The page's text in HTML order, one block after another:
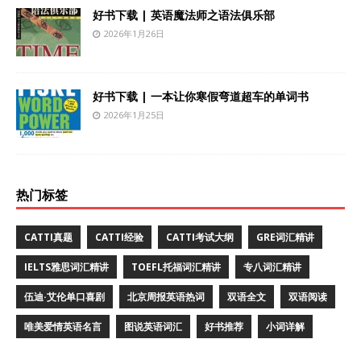
好书下载 | 英语魔法师之语法俱乐部
2026年1月26日
好书下载 | 一本让你寒假弯道超车的单词书
2026年1月25日
热门标签
CATTI真题 CATTI经验 CATTI考试大纲 GRE词汇精讲
IELTS雅思词汇精讲 TOEFL托福词汇精讲 专八词汇精讲
伍迪·艾伦单口喜剧 北京周报英语热词 双语全文 双语阅读
唯美爱情英语名言 图说英语词汇 好书推荐 小词详解